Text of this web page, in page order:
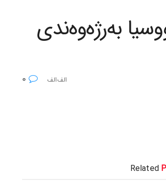
به‌رژه‌وه‌ندی
Related